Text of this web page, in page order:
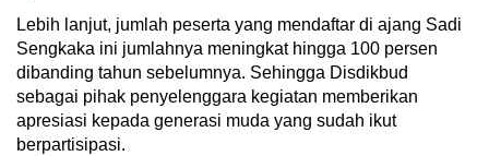
Lebih lanjut, jumlah peserta yang mendaftar di ajang Sadi
Sengkaka ini jumlahnya meningkat hingga 100 persen
dibanding tahun sebelumnya. Sehingga Disdikbud
sebagai pihak penyelenggara kegiatan memberikan
apresiasi kepada generasi muda yang sudah ikut
berpartisipasi.